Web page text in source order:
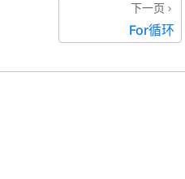
下一页
For循环